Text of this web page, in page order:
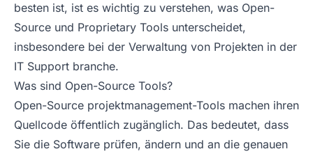
besten ist, ist es wichtig zu verstehen, was Open-
Source und Proprietary Tools unterscheidet,
insbesondere bei der Verwaltung von Projekten in der
IT Support branche.
Was sind Open-Source Tools?
Open-Source projektmanagement-Tools machen ihren
Quellcode öffentlich zugänglich. Das bedeutet, dass
Sie die Software prüfen, ändern und an die genauen